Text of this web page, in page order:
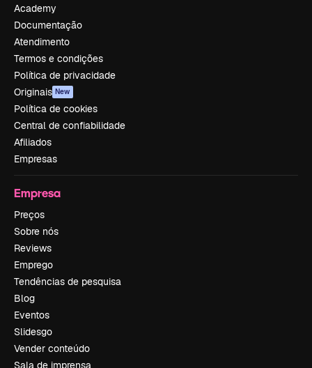
Academy
Documentação
Atendimento
Termos e condições
Política de privacidade
Originais New
Política de cookies
Central de confiabilidade
Afiliados
Empresas
Empresa
Preços
Sobre nós
Reviews
Emprego
Tendências de pesquisa
Blog
Eventos
Slidesgo
Vender conteúdo
Sala de imprensa